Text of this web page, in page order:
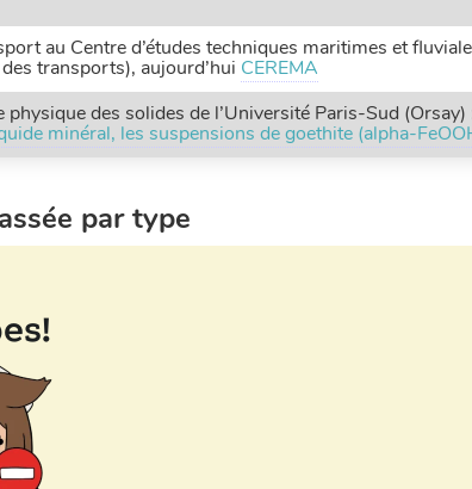
au Centre d’études techniques maritimes et
transports), aujourd’hui CEREMA
des solides de l’Université Paris-Sud (Orsay)
minéral, les suspensions de goethite (alpha-
par type